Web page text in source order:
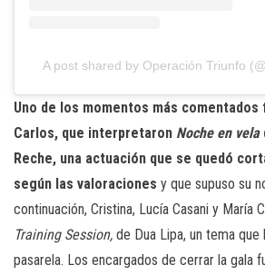
A post shared by Operación Triunfo
Uno de los momentos más comentados
Carlos, que interpretaron Noche en vela
Reche, una actuación que se quedó
según las valoraciones y que supuso su
continuación, Cristina, Lucía Casani y María
Training Session, de Dua Lipa, un tema
pasarela. Los encargados de cerrar la gala